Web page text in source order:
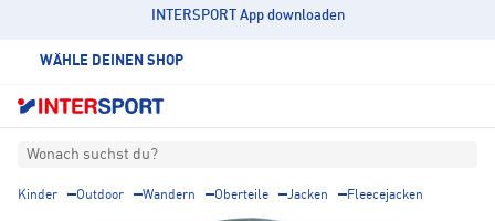
INTERSPORT App downloaden
WÄHLE DEINEN SHOP
Wonach suchst du?
Kinder Outdoor Wandern Oberteile Jacken Fleecejacken